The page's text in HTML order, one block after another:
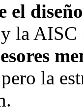
el
la AISC
la